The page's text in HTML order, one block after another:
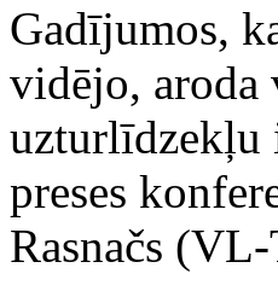
Gadījumos,
vidējo, aroda
uzturlīdzekļu
preses
Rasnačs